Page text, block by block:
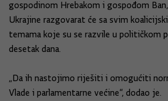
gospodinom Hrebakom i gospođom
Ukrajine razgovarat će sa svim
temama koje su se razvile u političkom
desetak dana.
„Da ih nastojimo riješiti i omogućiti
Vlade i parlamentarne većine“, dodao je.